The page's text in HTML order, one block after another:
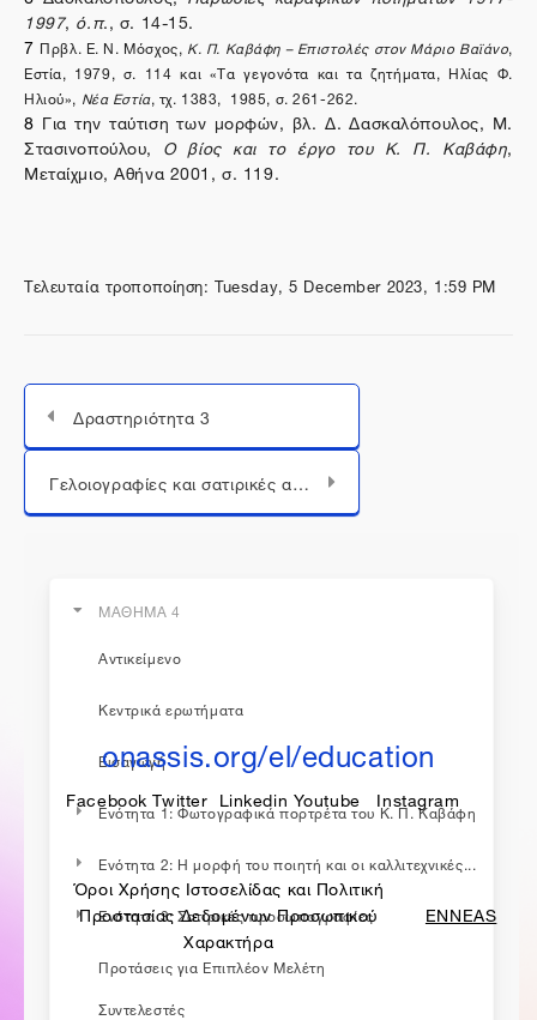
1997, ό.π., σ. 14-15.
7 Πρβλ. Ε. Ν. Μόσχος, Κ. Π. Καβάφη – Επιστολές στον Μάριο Βαϊάνο,
Εστία, 1979, σ. 114 και «Τα γεγονότα και τα ζητήματα, Ηλίας Φ.
Ηλιού», Νέα Εστία, τχ. 1383, 1985, σ. 261-262.
8 Για την ταύτιση των μορφών, βλ. Δ. Δασκαλόπουλος, Μ.
Στασινοπούλου, Ο βίος και το έργο του Κ. Π. Καβάφη,
Μεταίχμιο, Αθήνα 2001, σ. 119.
Τελευταία τροποποίηση: Tuesday, 5 December 2023, 1:59 PM
Δραστηριότητα 3
Μεταπήδηση σε...
Γελοιογραφίες και σατιρικές απεικονίσεις του Κ. Π. Καβάφη
ΜΑΘΗΜΑ 4
Αντικείμενο
Κεντρικά ερωτήματα
Εισαγωγή
Ενότητα 1: Φωτογραφικά πορτρέτα του Κ. Π. Καβάφη
Ενότητα 2: Η μορφή του ποιητή και οι καλλιτεχνικές...
Ενότητα 3: Σατιρικές προσωπογραφίες
Προτάσεις για Επιπλέον Μελέτη
Συντελεστές
η εκπαίδευση συνεχίζεται...
onassis.org/el/education
Facebook Twitter Linkedin Youtube Instagram
Όροι Χρήσης Ιστοσελίδας και Πολιτική
Προστασίας Δεδομένων Προσωπικού
Χαρακτήρα
ENNEAS